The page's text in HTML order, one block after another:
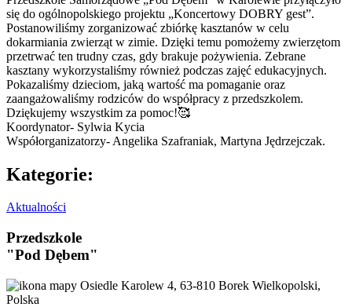
się do ogólnopolskiego projektu „Koncertowy DOBRY gest”.
Postanowiliśmy zorganizować zbiórkę kasztanów w celu
dokarmiania zwierząt w zimie. Dzięki temu pomożemy zwierzętom
przetrwać ten trudny czas, gdy brakuje pożywienia. Zebrane
kasztany wykorzystaliśmy również podczas zajęć edukacyjnych.
Pokazaliśmy dzieciom, jaką wartość ma pomaganie oraz
zaangażowaliśmy rodziców do współpracy z przedszkolem.
Dziękujemy wszystkim za pomoc!🥰
Koordynator- Sylwia Kycia
Współorganizatorzy- Angelika Szafraniak, Martyna Jędrzejczak.
Kategorie:
Aktualności
Przedszkole
"Pod Dębem"
Osiedle Karolew 4, 63-810 Borek Wielkopolski,
Polska